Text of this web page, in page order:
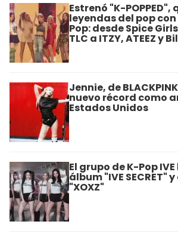
Estrenó "K-POPPED",
leyendas del pop
Pop: desde Spice
TLC a ITZY, ATEEZ y
Jennie, de
nuevo récord como
Estados Unidos
El grupo de K-Pop
álbum "IVE SECRET"
"XOXZ"